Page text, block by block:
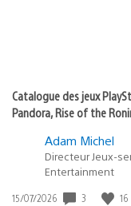
Catalogue des jeux
Pandora, Rise of the
Adam Michel
Directeur Jeux-
Entertainment
Date
15/07/2026 3 16